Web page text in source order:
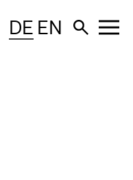
DE EN